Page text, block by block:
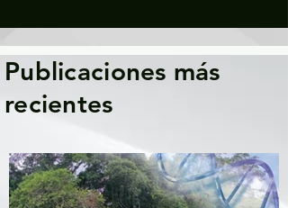
Publicaciones más
recientes